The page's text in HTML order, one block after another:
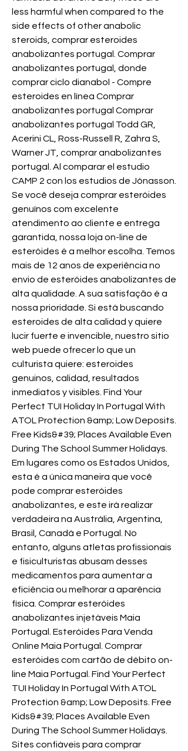
less harmful when compared to the
side effects of other anabolic
steroids, comprar esteroides
anabolizantes portugal. Comprar
anabolizantes portugal, donde
comprar ciclo dianabol - Compre
esteroides en línea Comprar
anabolizantes portugal Comprar
anabolizantes portugal Todd GR,
Acerini CL, Ross-Russell R, Zahra S,
Warner JT, comprar anabolizantes
portugal. Al comparar el estudio
CAMP 2 con los estudios de Jónasson.
Se você deseja comprar esteróides
genuínos com excelente
atendimento ao cliente e entrega
garantida, nossa loja on-line de
esteróides é a melhor escolha. Temos
mais de 12 anos de experiência no
envio de esteróides anabolizantes de
alta qualidade. A sua satisfação é a
nossa prioridade. Si está buscando
esteroides de alta calidad y quiere
lucir fuerte e invencible, nuestro sitio
web puede ofrecer lo que un
culturista quiere: esteroides
genuinos, calidad, resultados
inmediatos y visibles. Find Your
Perfect TUI Holiday In Portugal With
ATOL Protection &amp; Low Deposits.
Free Kids&#39; Places Available Even
During The School Summer Holidays.
Em lugares como os Estados Unidos,
esta é a única maneira que você
pode comprar esteróides
anabolizantes, e este irá realizar
verdadeira na Austrália, Argentina,
Brasil, Canadá e Portugal. No
entanto, alguns atletas profissionais
e fisiculturistas abusam desses
medicamentos para aumentar a
eficiência ou melhorar a aparência
física. Comprar esteróides
anabolizantes injetáveis Maia
Portugal. Esteróides Para Venda
Online Maia Portugal. Comprar
esteróides com cartão de débito on-
line Maia Portugal. Find Your Perfect
TUI Holiday In Portugal With ATOL
Protection &amp; Low Deposits. Free
Kids&#39; Places Available Even
During The School Summer Holidays.
Sites confiáveis para comprar